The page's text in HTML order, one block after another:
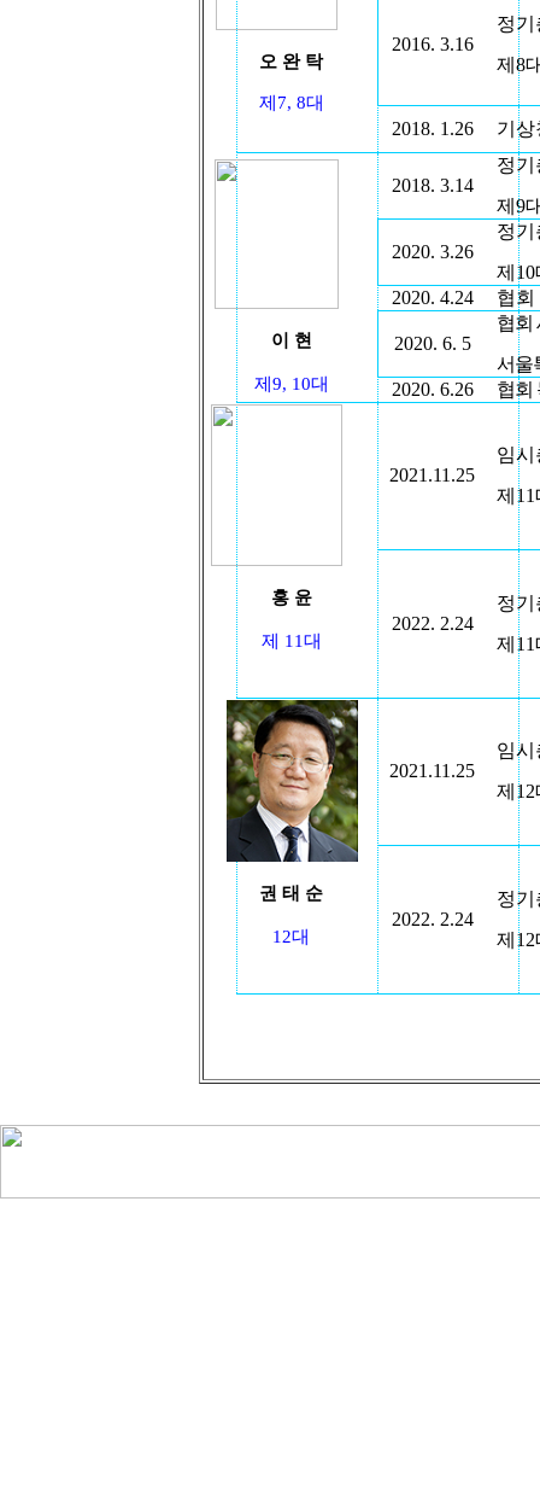
오 완 탁
제 7, 8대
2016. 3.16
정기
제 8
2018. 1.26 기상
이 현
제 9, 10대
2018. 3.14
정기
제 9
2020. 3.26
정기
제 10
2020. 4.24
협회
2020. 6. 5
협회
서울
2020. 6.26
협회
홍 윤
제 11대
2021.11.25
임시
제 11
2022. 2.24
정기
제 11
권 태 순
12대
2021.11.25
임시
제 12
2022. 2.24
정기
제 12